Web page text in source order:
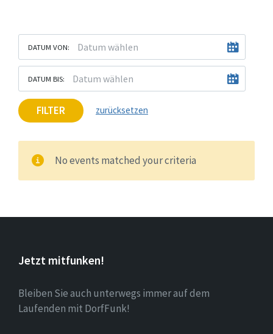
DATUM VON:
DATUM BIS:
FILTER zurücksetzen
No events matched your criteria
Jetzt mitfunken!
Bleiben Sie auch unterwegs immer auf dem
Laufenden mit DorfFunk!